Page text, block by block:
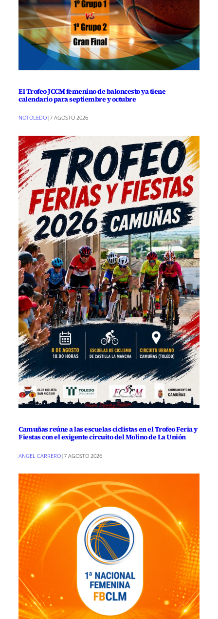
El Trofeo JCCM femenino de baloncesto ya tiene
calendario para septiembre y octubre
NOTOLEDO|7 AGOSTO 2026
Camuñas reúne a las escuelas ciclistas en el Trofeo Feria y
Fiestas con el exigente circuito del Molino de La Unión
ANGEL CARRERO|7 AGOSTO 2026